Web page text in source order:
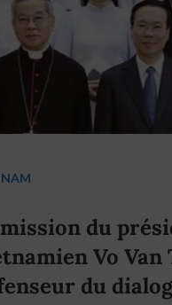
du
Vo Van
du